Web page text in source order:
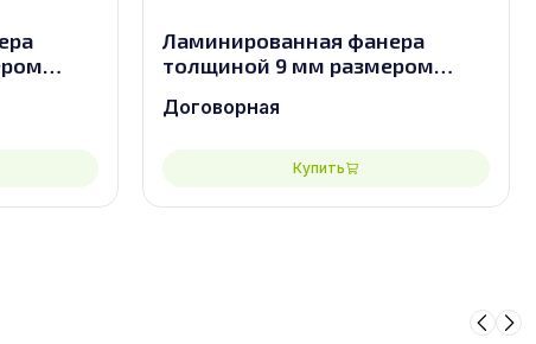
Ламинированная фанера
толщиной 9 мм размером
Договорная
Купить